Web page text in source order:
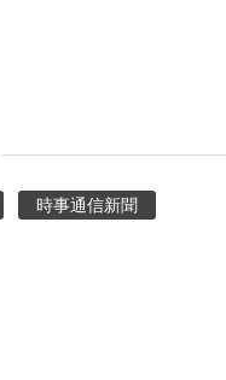
時事通信新聞